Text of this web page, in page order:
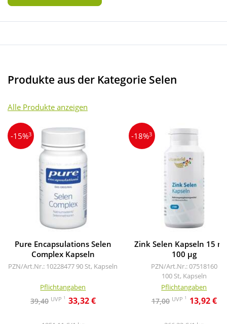
Produkte aus der Kategorie Selen
Alle Produkte anzeigen
-15%3
Pure Encapsulations Selen
Complex Kapseln
PZN/Art.Nr.: 1022847790 St, Kapseln
Pflichtangaben
39,40 UVP 1 33,32 €
-18%3
Zink Selen Kapseln 15
100 µg
PZN/Art.Nr.: 07518160
100 St, Kapseln
Pflichtangaben
17,00 UVP 1 13,92 €